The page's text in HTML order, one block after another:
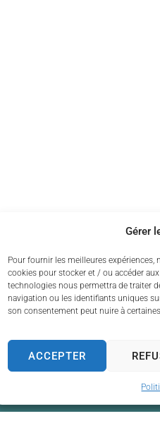
Gérer
Pour fournir les meilleures
cookies pour stocker et / ou accéder
technologies nous permettra de traiter
navigation ou les identifiants uniques
son consentement peut nuire à
ACCEPTER